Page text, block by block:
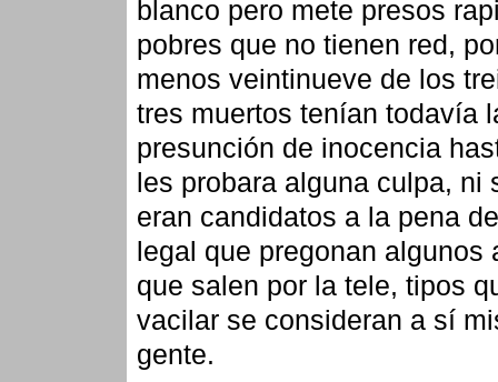
blanco pero mete presos
pobres que no tienen red,
menos veintinueve de los
tres muertos tenían todavía
presunción de inocencia
les probara alguna culpa, ni
eran candidatos a la pena
legal que pregonan algunos
que salen por la tele, tipos
vacilar se consideran a sí
gente.